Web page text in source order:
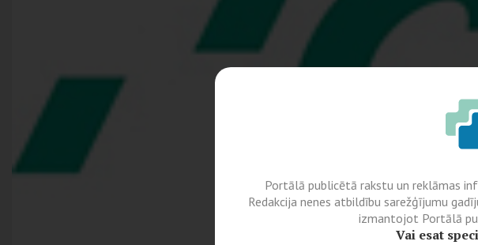
Portālā publicētā rakstu un reklāmas
Redakcija nenes atbildību sarežģījumu
izmantojot Portālā
Vai esat